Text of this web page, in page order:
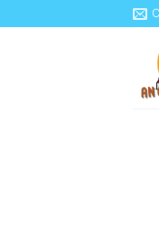
to